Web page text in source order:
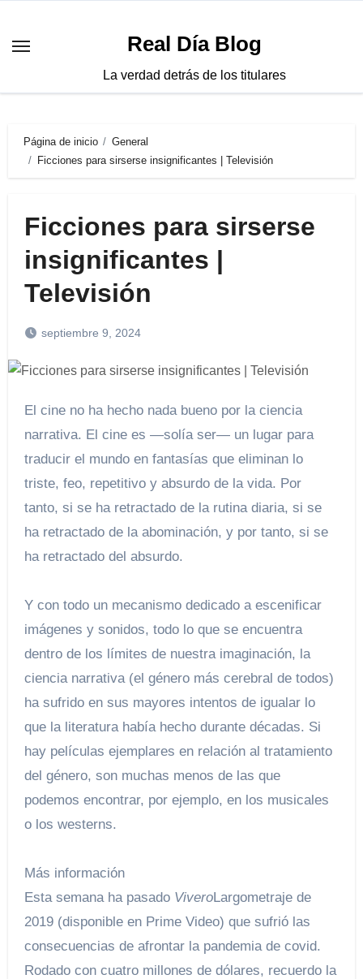
contenido
Real Día Blog
La verdad detrás de los titulares
Página de inicio
General
Ficciones para sirserse insignificantes | Televisión
Ficciones para sirserse
insignificantes |
Televisión
septiembre 9, 2024
El cine no ha hecho nada bueno por la ciencia
narrativa. El cine es —solía ser— un lugar para
traducir el mundo en fantasías que eliminan lo
triste, feo, repetitivo y absurdo de la vida. Por
tanto, si se ha retractado de la rutina diaria, si se
ha retractado de la abominación, y por tanto, si se
ha retractado del absurdo.
Y con todo un mecanismo dedicado a escenificar
imágenes y sonidos, todo lo que se encuentra
dentro de los límites de nuestra imaginación, la
ciencia narrativa (el género más cerebral de todos)
ha sufrido en sus mayores intentos de igualar lo
que la literatura había hecho durante décadas. Si
hay películas ejemplares en relación al tratamiento
del género, son muchas menos de las que
podemos encontrar, por ejemplo, en los musicales
o los westerns.
Más información
Esta semana ha pasado ViveroLargometraje de
2019 (disponible en Prime Video) que sufrió las
consecuencias de afrontar la pandemia de covid.
Rodado con cuatro millones de dólares, recuerdo la